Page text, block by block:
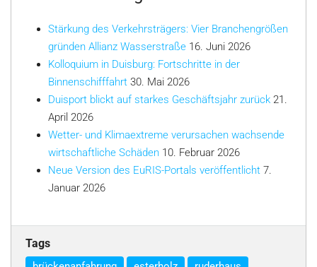
Stärkung des Verkehrsträgers: Vier Branchengrößen
gründen Allianz Wasserstraße 16. Juni 2026
Kolloquium in Duisburg: Fortschritte in der
Binnenschifffahrt 30. Mai 2026
Duisport blickt auf starkes Geschäftsjahr zurück 21.
April 2026
Wetter- und Klimaextreme verursachen wachsende
wirtschaftliche Schäden 10. Februar 2026
Neue Version des EuRIS-Portals veröffentlicht 7.
Januar 2026
Tags